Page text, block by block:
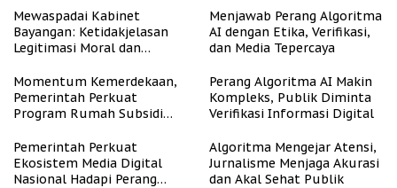
Mewaspadai Kabinet
Bayangan: Ketidakjelasan
Legitimasi Moral dan
Menjawab Perang Algoritma
AI dengan Etika, Verifikasi,
dan Media Tepercaya
Momentum Kemerdekaan,
Pemerintah Perkuat
Program Rumah Subsidi
Berpenghasilan Rendah
Perang Algoritma AI Makin
Kompleks, Publik Diminta
Verifikasi Informasi Digital
Pemerintah Perkuat
Ekosistem Media Digital
Nasional Hadapi Perang
Algoritma Mengejar Atensi,
Jurnalisme Menjaga Akurasi
dan Akal Sehat Publik